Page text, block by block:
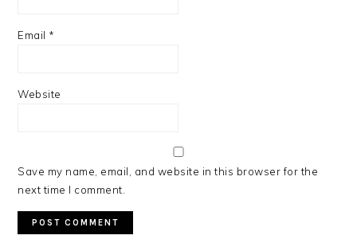
Email *
Website
Save my name, email, and website in this browser for the
next time I comment.